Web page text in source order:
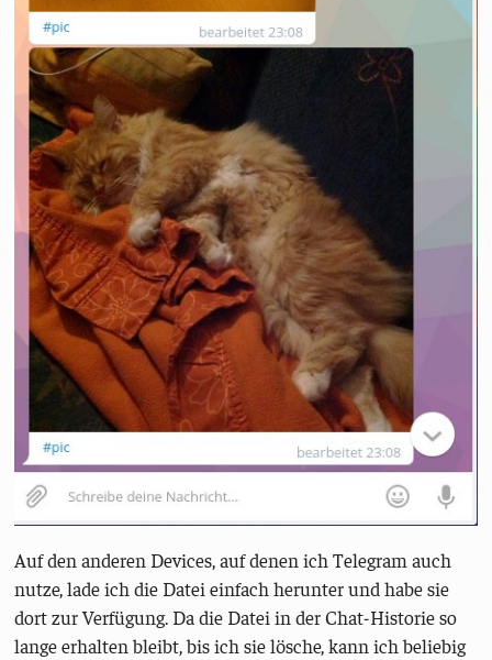
Auf den anderen Devices, auf denen ich Telegram auch
nutze, lade ich die Datei einfach herunter und habe sie
dort zur Verfügung. Da die Datei in der Chat-Historie so
lange erhalten bleibt, bis ich sie lösche, kann ich beliebig